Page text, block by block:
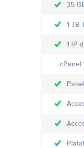
35
1 TB
1 IP
cPanel